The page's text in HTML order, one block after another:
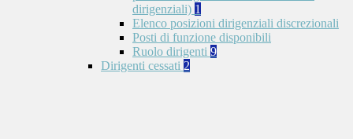
dirigenziali) 1
Elenco posizioni dirigenziali discrezionali
Posti di funzione disponibili
Ruolo dirigenti 9
Dirigenti cessati 2